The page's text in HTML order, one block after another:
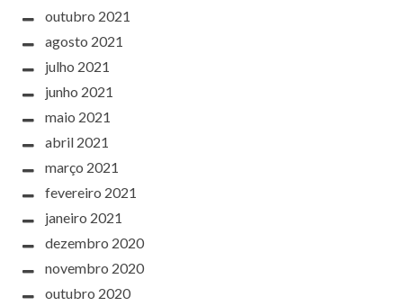
outubro 2021
agosto 2021
julho 2021
junho 2021
maio 2021
abril 2021
março 2021
fevereiro 2021
janeiro 2021
dezembro 2020
novembro 2020
outubro 2020